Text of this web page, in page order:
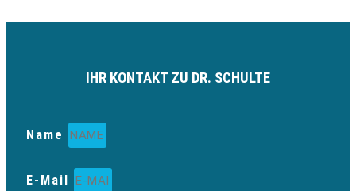
IHR KONTAKT ZU DR. SCHULTE
Name
E-Mail